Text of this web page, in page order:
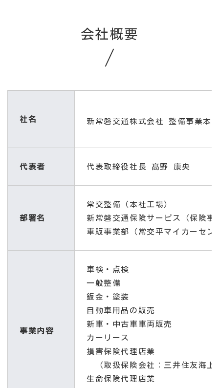
会社概要
社名 新常磐交通株式会社 整備事業本
代表者 代表取締役社長 髙野 康央
部署名
常交整備（本社工場）
新常磐交通保険サービス（保険事
車販事業部（常交平マイカーセン
事業内容
車検・点検
一般整備
鈑金・塗装
自動車用品の販売
新車・中古車車両販売
カーリース
損害保険代理店業
（取扱保険会社：三井住友海上
生命保険代理店業